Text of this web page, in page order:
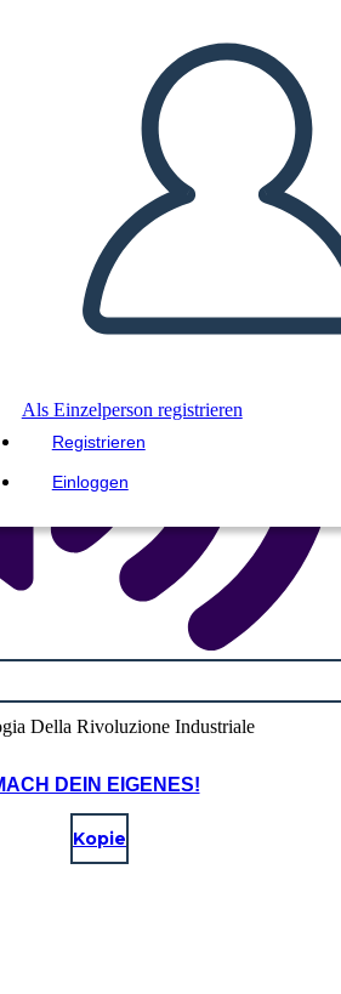
Als Einzelperson registrieren
Registrieren
Einloggen
SIE EIN STORYBOARD
ABSPIELEN
LIES MIR VOR
DEIN EIGENES!
Kopie